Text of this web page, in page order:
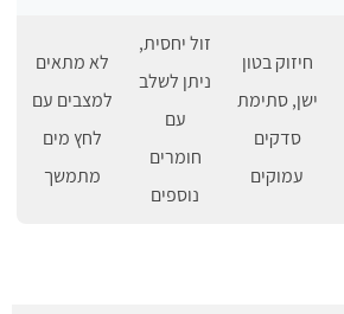
חיזוק בטון
ישן, סתימת
סדקים
עמוקים
זול יחסית,
ניתן לשלב
עם
חומרים
נוספים
לא מתאים
למצבים עם
לחץ מים
מתמשך